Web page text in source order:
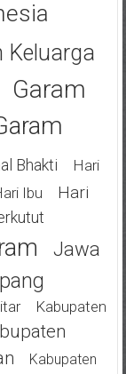
Keluarga
Garam
Bhakti
Hari
Ibu
Hari
Jawa
Kabupaten
Kabupaten